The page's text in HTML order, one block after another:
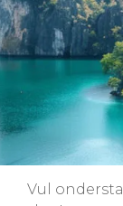
Vul